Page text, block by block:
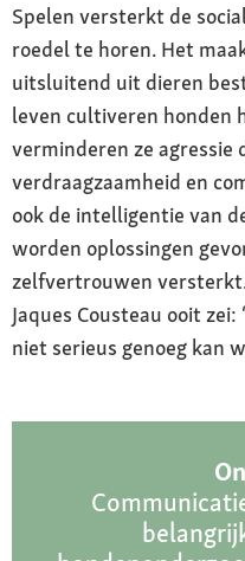
Spelen versterkt de
roedel te horen. Het
uitsluitend uit dieren
leven cultiveren honden
verminderen ze
verdraagzaamheid en
ook de intelligentie van
worden oplossingen
zelfvertrouwen
Jaques Cousteau ooit
niet serieus genoeg kan